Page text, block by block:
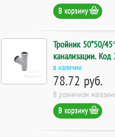
В корзину
Тройник 50*50/
канализации. Код
в наличии
78.72 руб.
В розничном
В корзину